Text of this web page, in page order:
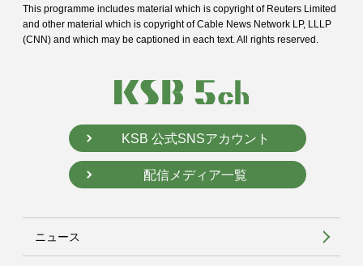
This programme includes material which is copyright of Reuters Limited
and other material which is copyright of Cable News Network LP, LLLP
(CNN) and which may be captioned in each text. All rights reserved.
KSB 公式SNSアカウント
配信メディア一覧
ニュース